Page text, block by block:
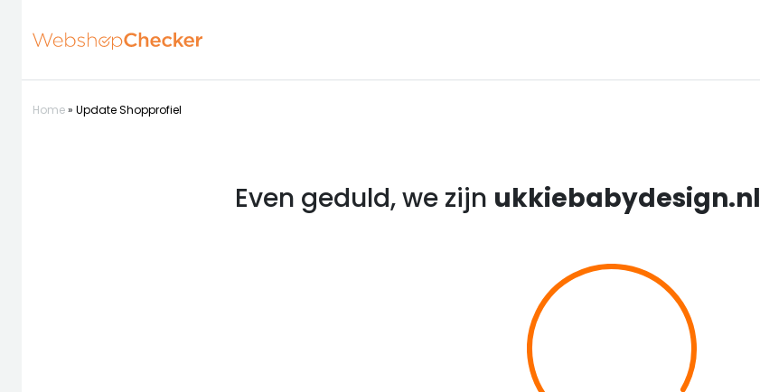
Home» Update Shopprofiel
Even geduld, we zijn ukkiebabydesign.nl